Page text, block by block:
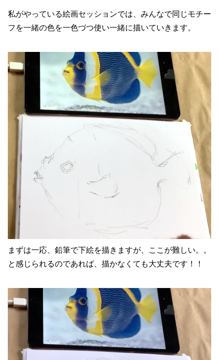
私がやっている絵画セッションでは、みんなで同じモチー
フを一緒の色を一色づつ使い一緒に描いていきます。
まずは一応、鉛筆で下絵を描きますが、ここが難しい。。
と感じられるのであれば、描かなくても大丈夫です！！